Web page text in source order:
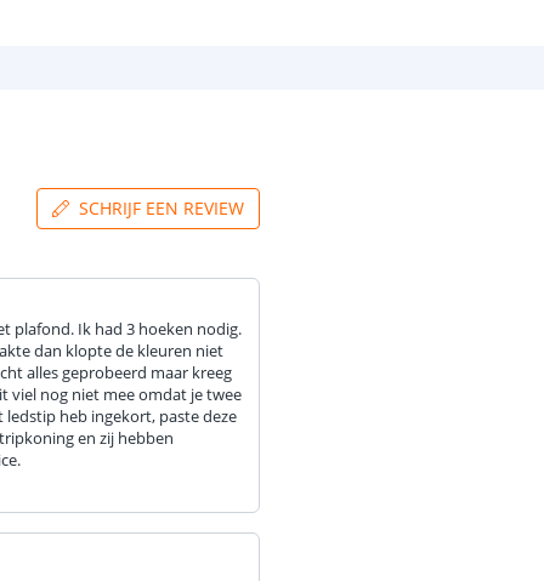
SCHRIJF EEN REVIEW
plafond. Ik had 3 hoeken nodig.
dan klopte de kleuren niet
alles geprobeerd maar kreeg
viel nog niet mee omdat je twee
heb ingekort, paste deze
en zij hebben